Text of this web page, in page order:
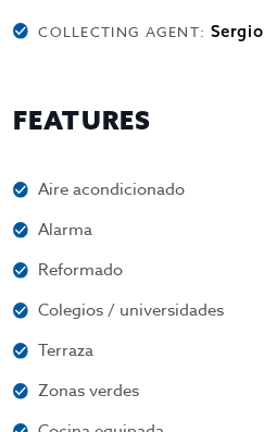
COLLECTING AGENT: Sergio
FEATURES
Aire acondicionado
Alarma
Reformado
Colegios / universidades
Terraza
Zonas verdes